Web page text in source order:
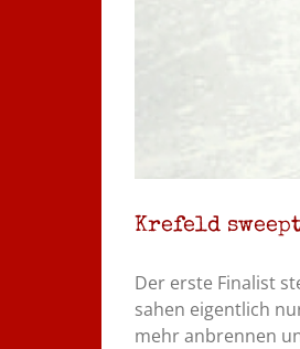
Krefeld
Der erste Finalist
sahen eigentlich
mehr anbrennen